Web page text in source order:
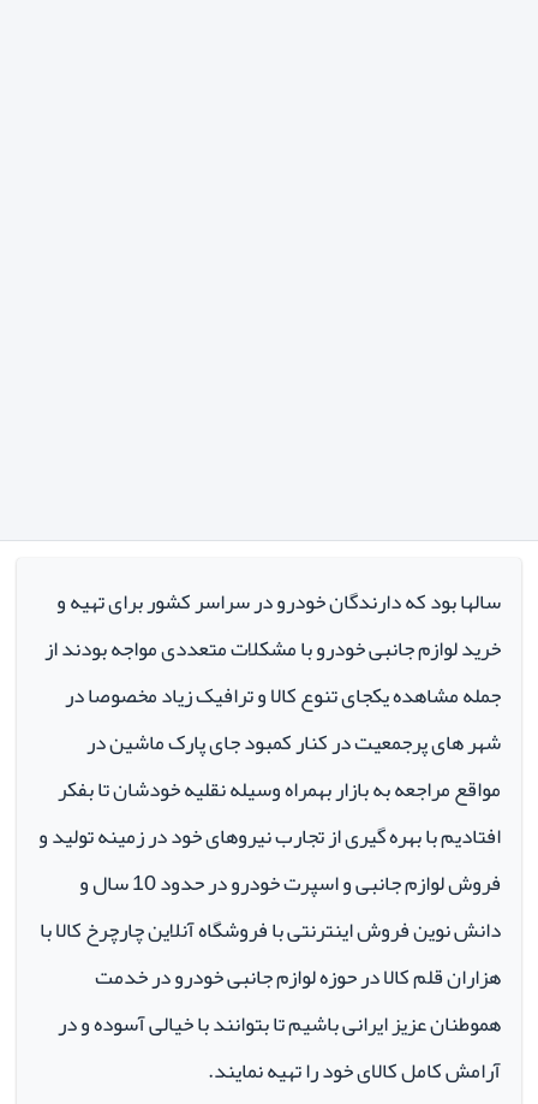
سالها بود که دارندگان خودرو در سراسر کشور برای تهیه و
خرید لوازم جانبی خودرو با مشکلات متعددی مواجه بودند از
جمله مشاهده یکجای تنوع کالا و ترافیک زیاد مخصوصا در
شهر های پرجمعیت در کنار کمبود جای پارک ماشین در
مواقع مراجعه به بازار بهمراه وسیله نقلیه خودشان تا بفکر
افتادیم با بهره گیری از تجارب نیروهای خود در زمینه تولید و
فروش لوازم جانبی و اسپرت خودرو در حدود 10 سال و
دانش نوین فروش اینترنتی با فروشگاه آنلاین چارچرخ کالا با
هزاران قلم کالا در حوزه لوازم جانبی خودرو در خدمت
هموطنان عزیز ایرانی باشیم تا بتوانند با خیالی آسوده و در
آرامش کامل کالای خود را تهیه نمایند.